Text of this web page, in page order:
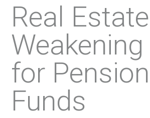
Real
for Pension
Funds